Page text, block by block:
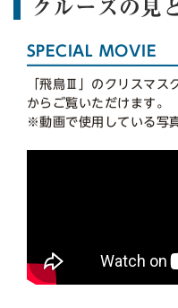
クルーズの見
SPECIAL MOVIE
「飛鳥Ⅲ」のクリスマス
からご覧いただけます。
※動画で使用している写